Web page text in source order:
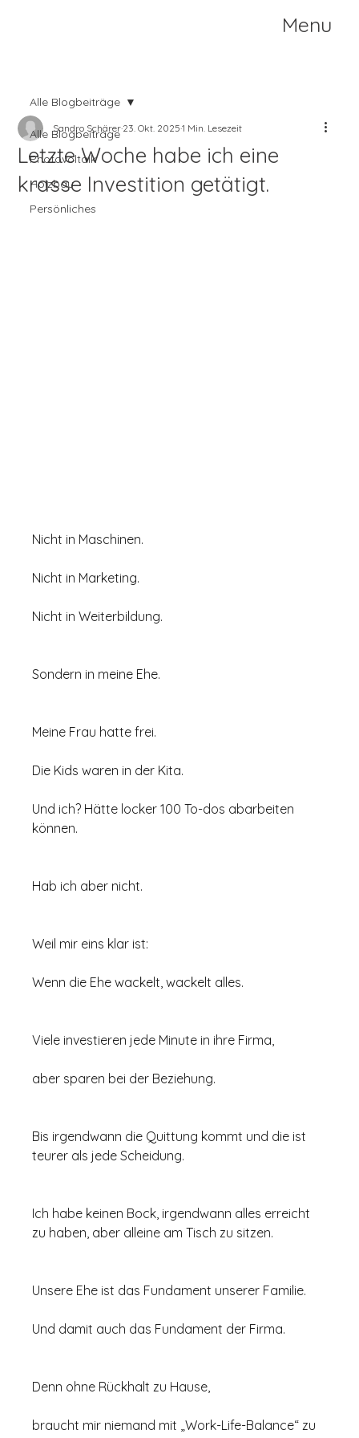
Menu
Alle Blogbeiträge
Photovoltaik
Holzbau
Persönliches
Alle Blogbeiträge
Letzte Woche habe ich eine
krasse Investition getätigt.
Sandro Schärer23. Okt. 20251 Min. Lesezeit
Nicht in Maschinen.
Nicht in Marketing.
Nicht in Weiterbildung.
Sondern in meine Ehe.
Meine Frau hatte frei.
Die Kids waren in der Kita.
Und ich? Hätte locker 100 To-dos abarbeiten
können.
Hab ich aber nicht.
Weil mir eins klar ist:
Wenn die Ehe wackelt, wackelt alles.
Viele investieren jede Minute in ihre Firma,
aber sparen bei der Beziehung.
Bis irgendwann die Quittung kommt und die ist
teurer als jede Scheidung.
Ich habe keinen Bock, irgendwann alles erreicht
zu haben, aber alleine am Tisch zu sitzen.
Unsere Ehe ist das Fundament unserer Familie.
Und damit auch das Fundament der Firma.
Denn ohne Rückhalt zu Hause,
braucht mir niemand mit „Work-Life-Balance“ zu